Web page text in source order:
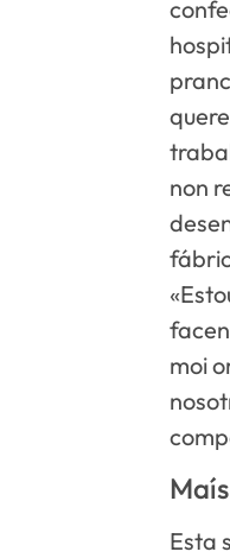
non
moi
Esta